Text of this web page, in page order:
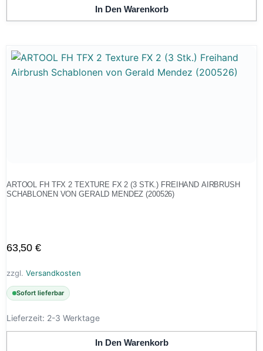
In Den Warenkorb
ARTOOL FH TFX 2 TEXTURE FX 2 (3 STK.) FREIHAND AIRBRUSH
SCHABLONEN VON GERALD MENDEZ (200526)
63,50 €
zzgl. Versandkosten
Sofort lieferbar
Lieferzeit: 2-3 Werktage
In Den Warenkorb